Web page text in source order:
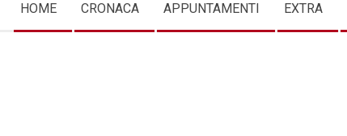
Navigation
Menu
HOME CRONACA APPUNTAMENTI EXTRA